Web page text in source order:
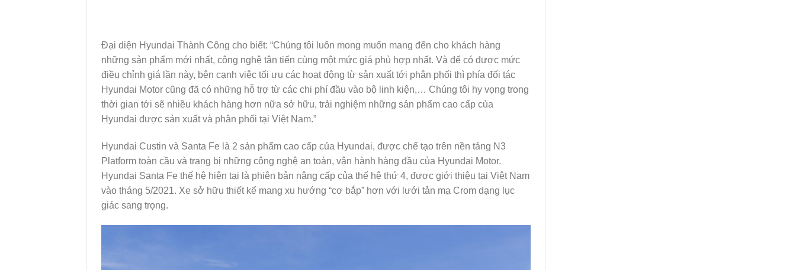
Đại diện Hyundai Thành Công cho biết: “Chúng tôi luôn mong muốn mang đến cho khách hàng
những sản phẩm mới nhất, công nghệ tân tiến cùng một mức giá phù hợp nhất. Và để có được mức
điều chỉnh giá lần này, bên cạnh việc tối ưu các hoạt động từ sản xuất tới phân phối thì phía đối tác
Hyundai Motor cũng đã có những hỗ trợ từ các chi phí đầu vào bộ linh kiện,… Chúng tôi hy vọng trong
thời gian tới sẽ nhiều khách hàng hơn nữa sở hữu, trải nghiệm những sản phẩm cao cấp của
Hyundai được sản xuất và phân phối tại Việt Nam.”
Hyundai Custin và Santa Fe là 2 sản phẩm cao cấp của Hyundai, được chế tạo trên nền tảng N3
Platform toàn cầu và trang bị những công nghệ an toàn, vận hành hàng đầu của Hyundai Motor.
Hyundai Santa Fe thế hệ hiện tại là phiên bản nâng cấp của thế hệ thứ 4, được giới thiệu tại Việt Nam
vào tháng 5/2021. Xe sở hữu thiết kế mang xu hướng “cơ bắp” hơn với lưới tản mạ Crom dạng lục
giác sang trọng.